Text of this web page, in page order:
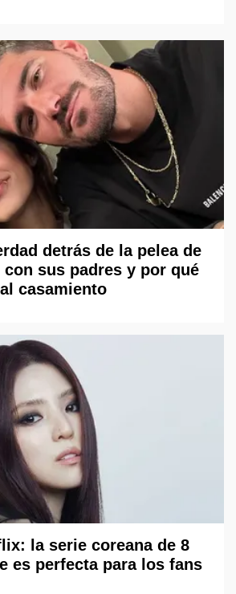
detrás de la pelea de
sus padres y por qué
casamiento
la serie coreana de 8
es perfecta para los fans